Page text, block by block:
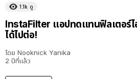
1.1k ดู
InstaFilter แอปทดแทนฟิลเตอร์ไ
ได้ไปต่อ!
โดย Nooknick Yanika
2 ปีที่แล้ว